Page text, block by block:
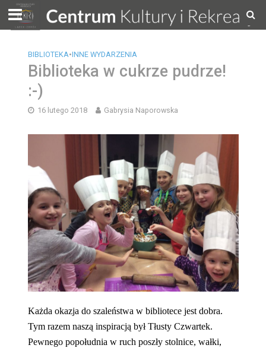
BIBLIOTEKA•INNE WYDARZENIA
Biblioteka w cukrze pudrze!
:-)
16 lutego 2018 Gabrysia Naporowska
Każda okazja do szaleństwa w bibliotece jest dobra.
Tym razem naszą inspiracją był Tłusty Czwartek.
Pewnego popołudnia w ruch poszły stolnice, wałki,